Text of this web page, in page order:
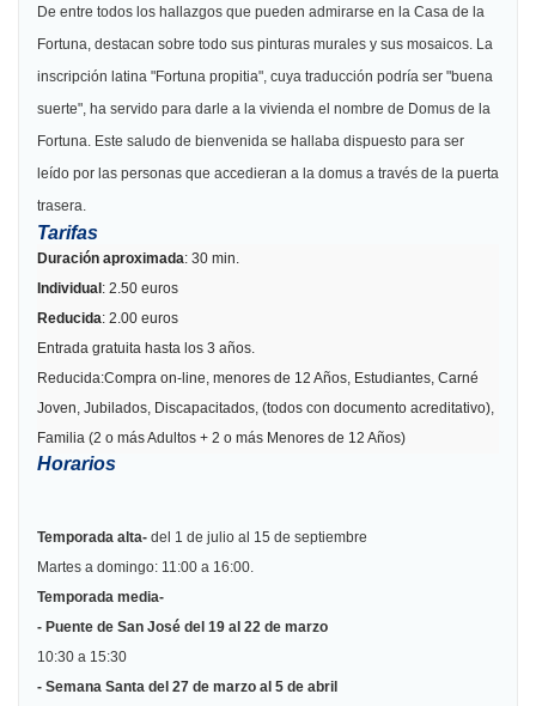
De entre todos los hallazgos que pueden admirarse en la Casa de la
Fortuna, destacan sobre todo sus pinturas murales y sus mosaicos. La
inscripción latina "Fortuna propitia", cuya traducción podría ser "buena
suerte", ha servido para darle a la vivienda el nombre de Domus de la
Fortuna. Este saludo de bienvenida se hallaba dispuesto para ser
leído por las personas que accedieran a la domus a través de la puerta
trasera.
Tarifas
Duración aproximada: 30 min.
Individual: 2.50 euros
Reducida: 2.00 euros
Entrada gratuita hasta los 3 años.
Reducida:Compra on-line, menores de 12 Años, Estudiantes, Carné
Joven, Jubilados, Discapacitados, (todos con documento acreditativo),
Familia (2 o más Adultos + 2 o más Menores de 12 Años)
Horarios
Temporada alta- del 1 de julio al 15 de septiembre
Martes a domingo: 11:00 a 16:00.
Temporada media-
- Puente de San José del 19 al 22 de marzo
10:30 a 15:30
- Semana Santa del 27 de marzo al 5 de abril